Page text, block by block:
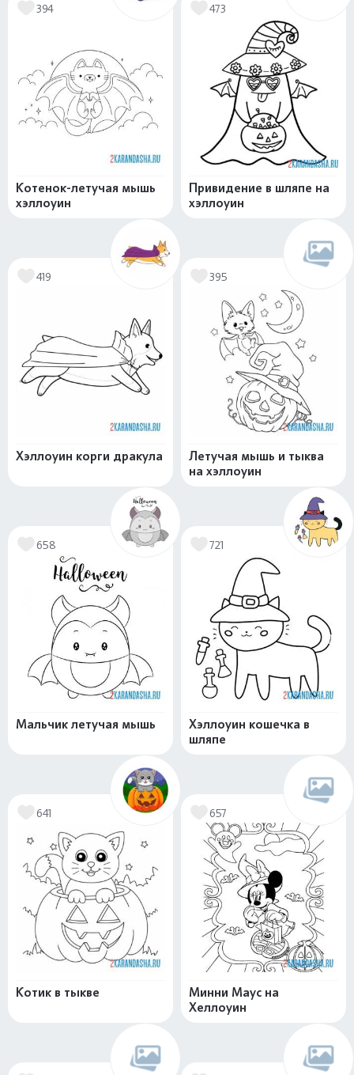
394
Котенок-летучая мышь
хэллоуин
473
Привидение в шляпе на
хэллоуин
419
Хэллоуин корги дракула
395
Летучая мышь и тыква
на хэллоуин
658
Мальчик летучая мышь
721
Хэллоуин кошечка в
шляпе
641
Котик в тыкве
657
Минни Маус на
Хеллоуин